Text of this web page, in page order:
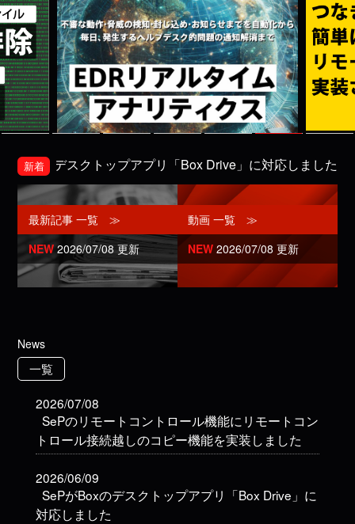
新着
がBoxのデスクトップアプリ「Box Drive」に対応しました
最新記事 一覧 ≫
NEW2026/07/08 更新
動画 一覧 ≫
NEW 2026/07/08 更新
News
一覧
2026/07/08
SePのリモートコントロール機能にリモートコン
トロール接続越しのコピー機能を実装しました
2026/06/09
SePがBoxのデスクトップアプリ「Box Drive」に
対応しました